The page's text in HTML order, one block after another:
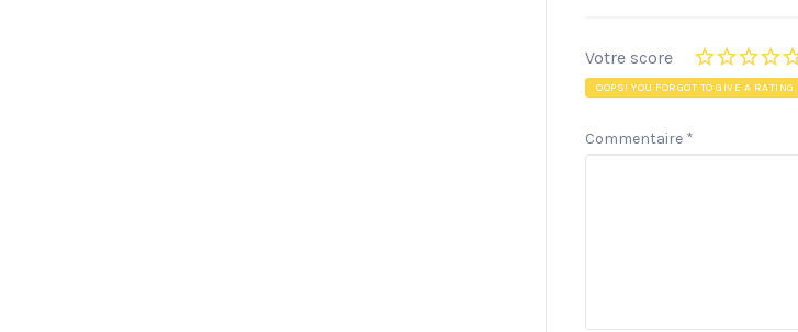
Votre score
OOPS! YOU FORGOT TO GIVE A RATING.
Commentaire *